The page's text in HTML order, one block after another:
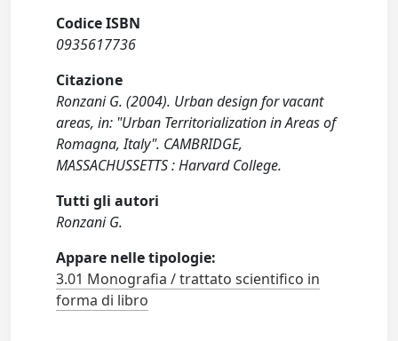
Codice ISBN
0935617736
Citazione
Ronzani G. (2004). Urban design for vacant
areas, in: "Urban Territorialization in Areas of
Romagna, Italy". CAMBRIDGE,
MASSACHUSSETTS : Harvard College.
Tutti gli autori
Ronzani G.
Appare nelle tipologie:
3.01 Monografia / trattato scientifico in
forma di libro